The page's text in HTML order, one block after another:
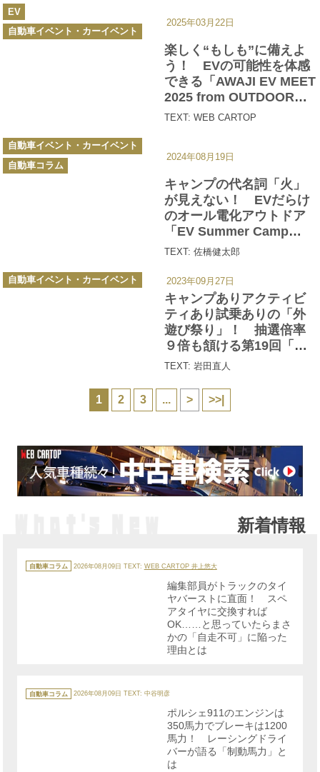
楽しく“もしも”に備えよ
う！ EVの可能性を体感
できる「AWAJI EV MEET
2025 from OUTDOOR
FEELS」を４月19日に初
TEXT: WEB CARTOP
カ
テ
ゴ
リ
ー
EV
自動車イベント・カーイベント
2025年03月22日
キャンプの代名詞「火」
が見えない！ EVだらけ
のオール電化アウトドア
「EV Summer Camp
2024」に潜入した
TEXT: 佐橋健太郎
カ
テ
ゴ
リ
ー
自動車イベント・カーイベント
自動車コラム
2024年08月19日
キャンプありアクティビ
ティあり試乗ありの「外
遊び祭り」！ 抽選倍率
９倍も頷ける第19回「ス
ターキャンプ」が誰にと
TEXT: 岩田直人
カ
テ
自動車イベント・カーイベント 2023年09月27日
1 2 3 ... > >>|
新着情報
テ
ゴ
自動車コラム 2026年08月09日 TEXT: WEB CARTOP 井上悠大
編集部員がトラックのタイ
ヤバーストに直面！ スペ
アタイヤに交換すれば
OK……と思っていたらまさ
かの「自走不可」に陥った
理由とは
テ
ゴ
自動車コラム 2026年08月09日 TEXT: 中谷明彦
ポルシェ911のエンジンは
350馬力でブレーキは1200
馬力！ レーシングドライ
バーが語る「制動馬力」と
は